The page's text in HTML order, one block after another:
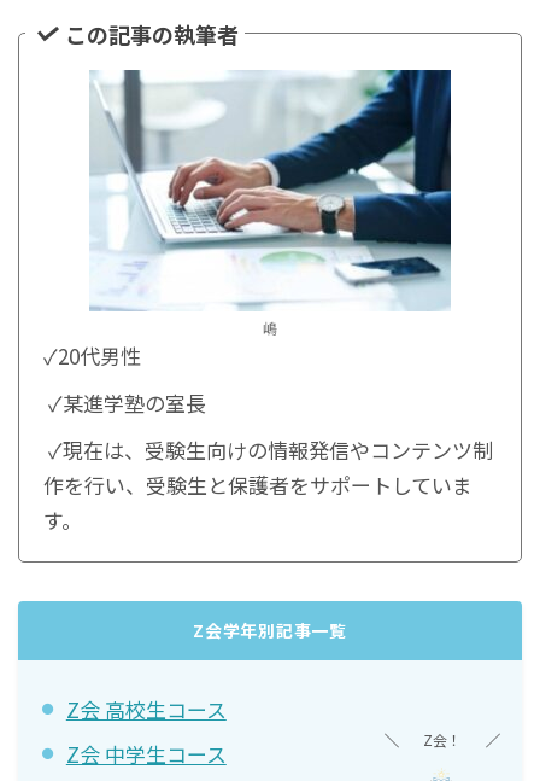
この記事の執筆者
嶋
✓20代男性
✓某進学塾の室長
✓現在は、受験生向けの情報発信やコンテンツ制
作を行い、受験生と保護者をサポートしていま
す。
Z会学年別記事一覧
Z会 高校生コース
Z会 中学生コース
Z会！